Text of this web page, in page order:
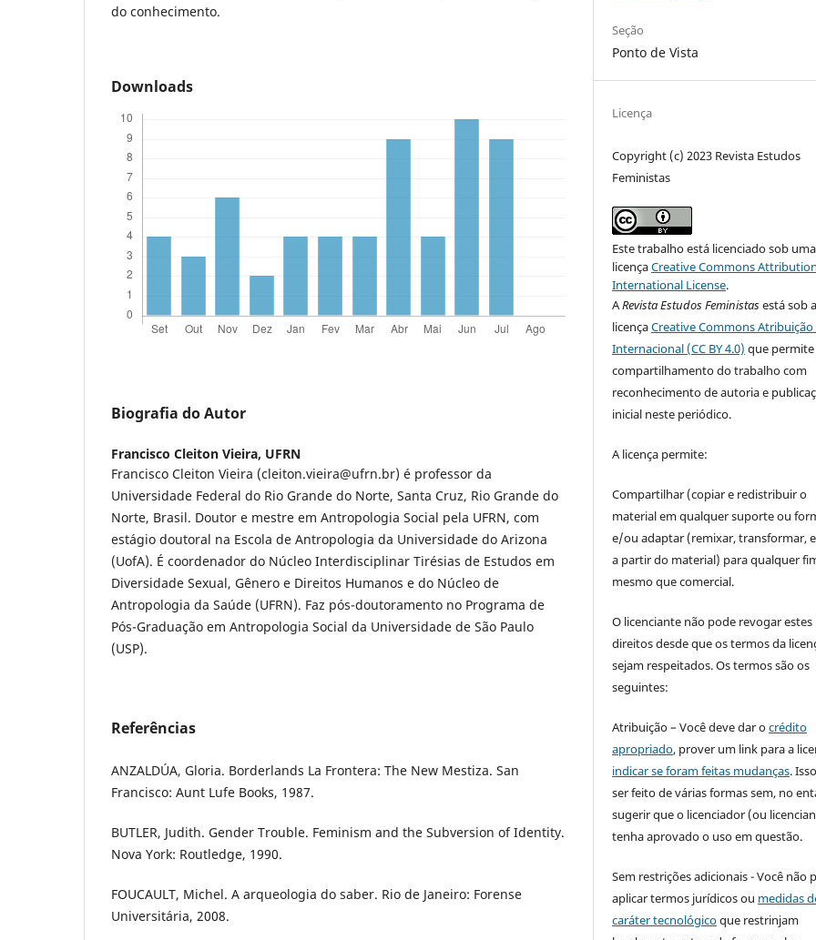
do conhecimento.
Downloads
Biografia do Autor
Francisco Cleiton Vieira, UFRN
Francisco Cleiton Vieira (cleiton.vieira@ufrn.br) é professor da
Universidade Federal do Rio Grande do Norte, Santa Cruz, Rio Grande do
Norte, Brasil. Doutor e mestre em Antropologia Social pela UFRN, com
estágio doutoral na Escola de Antropologia da Universidade do Arizona
(UofA). É coordenador do Núcleo Interdisciplinar Tirésias de Estudos em
Diversidade Sexual, Gênero e Direitos Humanos e do Núcleo de
Antropologia da Saúde (UFRN). Faz pós-doutoramento no Programa de
Pós-Graduação em Antropologia Social da Universidade de São Paulo
(USP).
Referências
ANZALDÚA, Gloria. Borderlands La Frontera: The New Mestiza. San
Francisco: Aunt Lufe Books, 1987.
BUTLER, Judith. Gender Trouble. Feminism and the Subversion of Identity.
Nova York: Routledge, 1990.
FOUCAULT, Michel. A arqueologia do saber. Rio de Janeiro: Forense
Universitária, 2008.
Seção
Ponto de Vista
Licença
Copyright (c) 2023 Revista Estudos
Feministas
Este trabalho está licenciado sob uma
licençaCreative Commons
International License.
ARevista Estudos Feministasestá sob a
licençaCreative Commons Atribuição
Internacional (CC BY 4.0) que
compartilhamento do trabalho com
reconhecimento de autoria e
inicial neste periódico.
A licença permite:
Compartilhar (copiar e redistribuir o
material em qualquer suporte ou
e/ou adaptar (remixar, transformar,
a partir do material) para qualquer
mesmo que comercial.
O licenciante não pode revogar estes
direitos desde que os termos da
sejam respeitados. Os termos são os
seguintes:
Atribuição – Você deve dar ocrédito
apropriado, prover um link para a
indicar se foram feitas mudanças.
ser feito de várias formas sem, no
sugerir que o licenciador (ou
tenha aprovado o uso em questão.
Sem restrições adicionais - Você não
aplicar termos jurídicos ou medidas
caráter tecnológicoque restrinjam